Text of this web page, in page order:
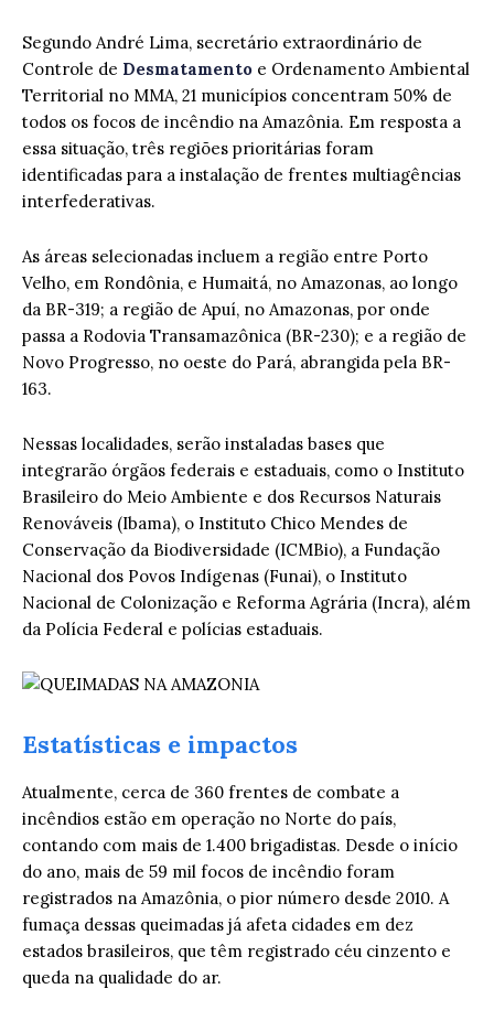
Segundo André Lima, secretário extraordinário de
Controle de Desmatamento e Ordenamento Ambiental
Territorial no MMA, 21 municípios concentram 50% de
todos os focos de incêndio na Amazônia. Em resposta a
essa situação, três regiões prioritárias foram
identificadas para a instalação de frentes multiagências
interfederativas.
As áreas selecionadas incluem a região entre Porto
Velho, em Rondônia, e Humaitá, no Amazonas, ao longo
da BR-319; a região de Apuí, no Amazonas, por onde
passa a Rodovia Transamazônica (BR-230); e a região de
Novo Progresso, no oeste do Pará, abrangida pela BR-
163.
Nessas localidades, serão instaladas bases que
integrarão órgãos federais e estaduais, como o Instituto
Brasileiro do Meio Ambiente e dos Recursos Naturais
Renováveis (Ibama), o Instituto Chico Mendes de
Conservação da Biodiversidade (ICMBio), a Fundação
Nacional dos Povos Indígenas (Funai), o Instituto
Nacional de Colonização e Reforma Agrária (Incra), além
da Polícia Federal e polícias estaduais.
Estatísticas e impactos
Atualmente, cerca de 360 frentes de combate a
incêndios estão em operação no Norte do país,
contando com mais de 1.400 brigadistas. Desde o início
do ano, mais de 59 mil focos de incêndio foram
registrados na Amazônia, o pior número desde 2010. A
fumaça dessas queimadas já afeta cidades em dez
estados brasileiros, que têm registrado céu cinzento e
queda na qualidade do ar.